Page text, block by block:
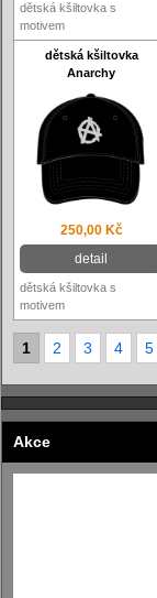
dětská kšiltovka s
motivem
dětská kšiltovka
Anarchy
250,00 Kč
detail
dětská kšiltovka s
motivem
1 2 3 4 5
Akce